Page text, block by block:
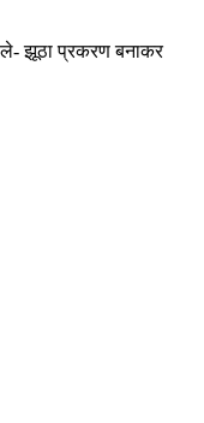
झूठा प्रकरण बनाकर